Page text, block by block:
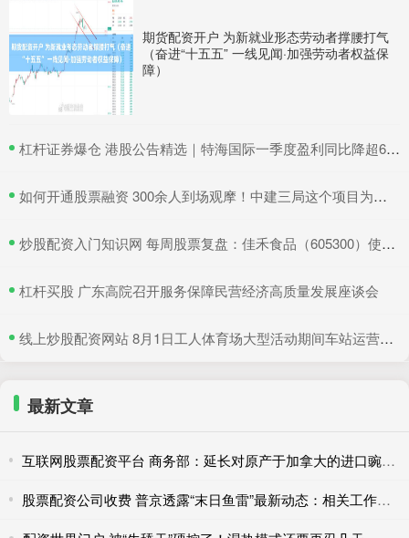
期货配资开户 为新就业形态劳动者撑腰打气
（奋进“十五五” 一线见闻·加强劳动者权益保
障）
​杠杆证券爆仓 港股公告精选｜特海国际一季度盈利同比降超6成 三一国际首季营收超66亿元
​如何开通股票融资 300余人到场观摩！中建三局这个项目为安全生产示范
​炒股配资入门知识网 每周股票复盘：佳禾食品（605300）使用4.4亿闲置募资理财
​杠杆买股 广东高院召开服务保障民营经济高质量发展座谈会
​线上炒股配资网站 8月1日工人体育场大型活动期间车站运营措施调整
最新文章
互联网股票配资平台 商务部：延长对原产于加拿大的进口豌豆淀粉反倾销调查期限
股票配资公司收费 普京透露“末日鱼雷”最新动态：相关工作进入收尾阶段